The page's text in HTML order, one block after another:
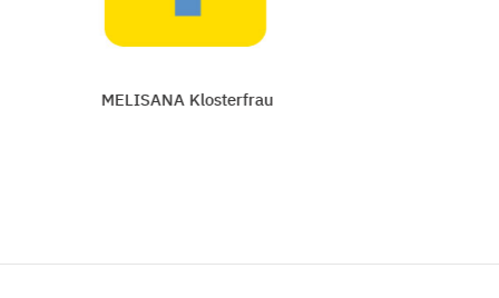
MELISANA Klosterfrau